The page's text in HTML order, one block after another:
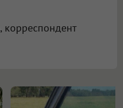
, корреспондент